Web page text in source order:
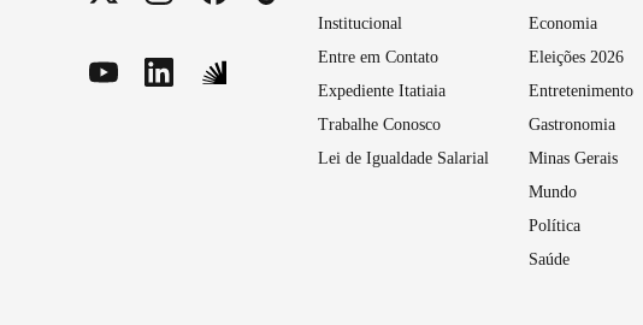
Institucional
Entre em Contato
Expediente Itatiaia
Trabalhe Conosco
Lei de Igualdade Salarial
Economia
Eleições 2026
Entretenimento
Gastronomia
Minas Gerais
Mundo
Política
Saúde